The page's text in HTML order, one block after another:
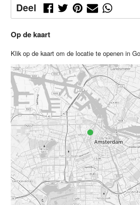
Deel
Op de kaart
Klik op de kaart om de locatie te openen in